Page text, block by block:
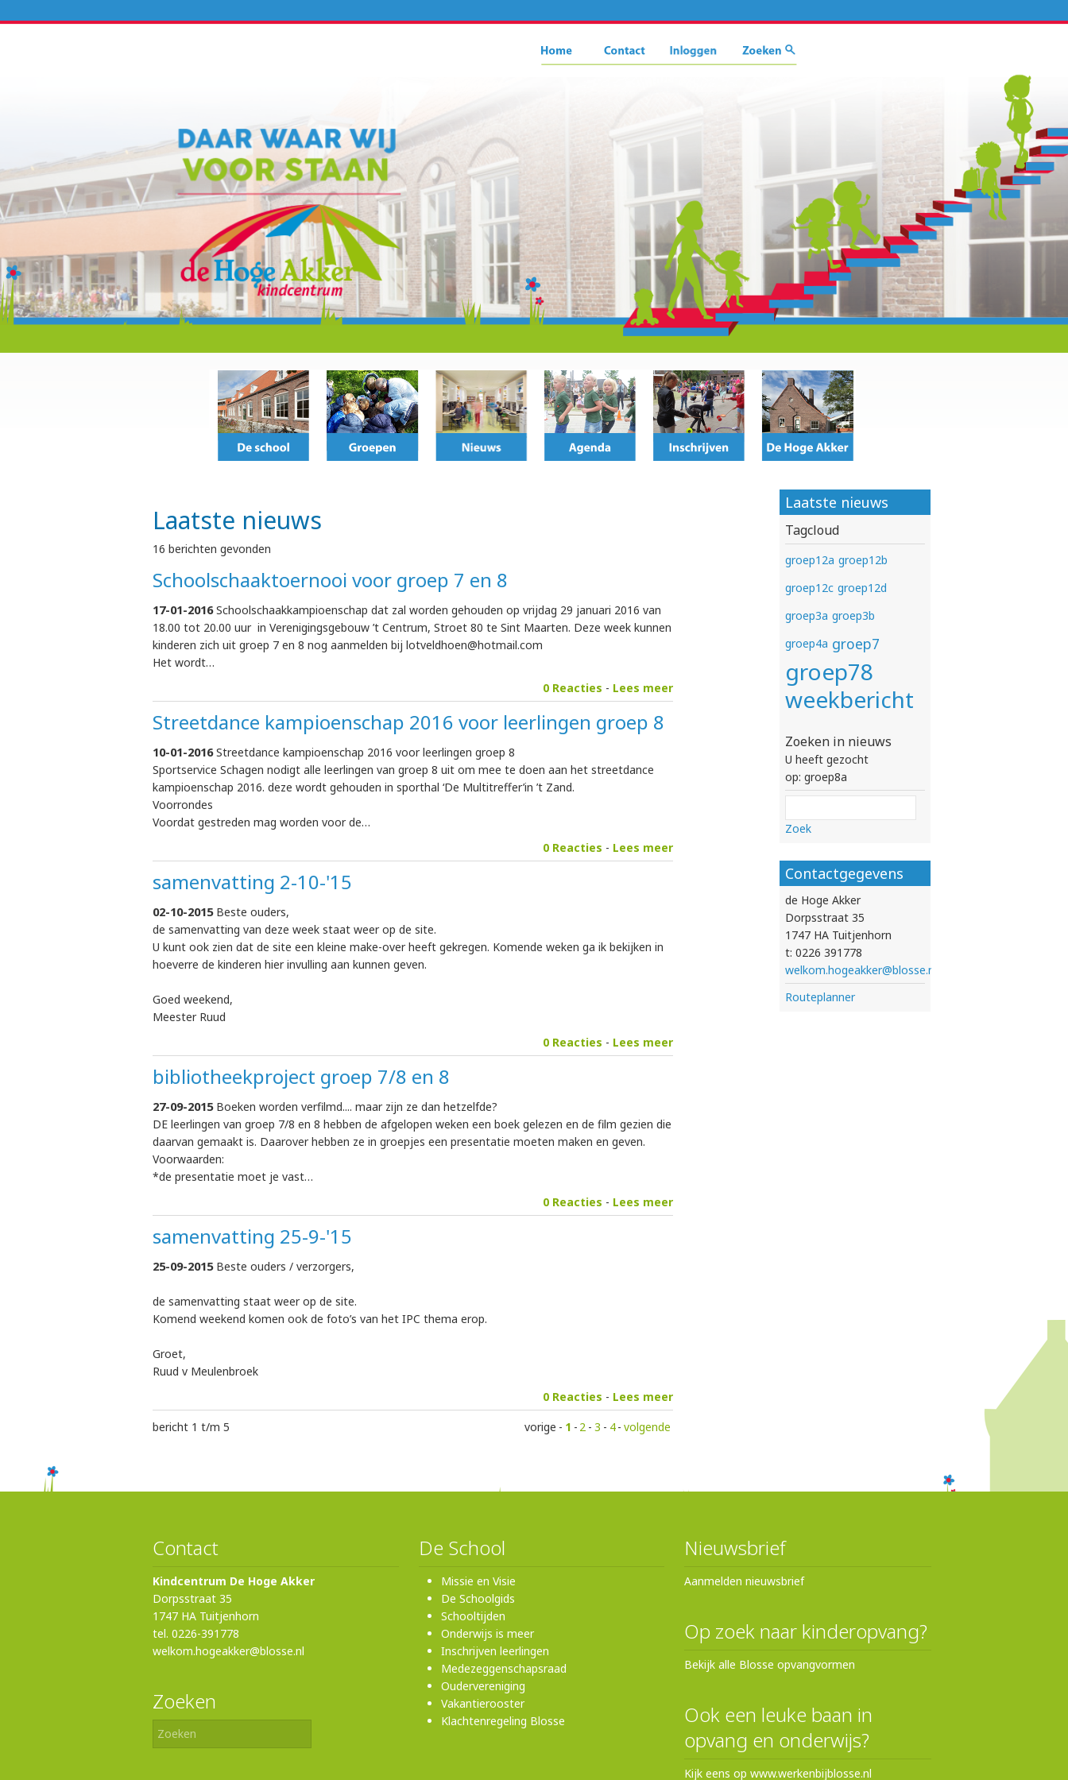
Laatste nieuws
16 berichten gevonden
Schoolschaaktoernooi voor groep 7 en 8
17-01-2016Schoolschaakkampioenschap dat zal worden gehouden op vrijdag 29 januari 2016 van
18.00 tot 20.00 uur in Verenigingsgebouw ’t Centrum, Stroet 80 te Sint Maarten. Deze week kunnen
kinderen zich uit groep 7 en 8 nog aanmelden bij lotveldhoen@hotmail.com
Het wordt…
0 Reacties - Lees meer
Streetdance kampioenschap 2016 voor leerlingen groep 8
10-01-2016Streetdance kampioenschap 2016 voor leerlingen groep 8
Sportservice Schagen nodigt alle leerlingen van groep 8 uit om mee te doen aan het streetdance
kampioenschap 2016. deze wordt gehouden in sporthal ‘De Multitreffer’in ’t Zand.
Voorrondes
Voordat gestreden mag worden voor de…
0 Reacties - Lees meer
samenvatting 2-10-'15
02-10-2015Beste ouders,
de samenvatting van deze week staat weer op de site.
U kunt ook zien dat de site een kleine make-over heeft gekregen. Komende weken ga ik bekijken in
hoeverre de kinderen hier invulling aan kunnen geven.
Goed weekend,
Meester Ruud
0 Reacties - Lees meer
bibliotheekproject groep 7/8 en 8
27-09-2015Boeken worden verfilmd.... maar zijn ze dan hetzelfde?
DE leerlingen van groep 7/8 en 8 hebben de afgelopen weken een boek gelezen en de film gezien die
daarvan gemaakt is. Daarover hebben ze in groepjes een presentatie moeten maken en geven.
Voorwaarden:
*de presentatie moet je vast…
0 Reacties - Lees meer
samenvatting 25-9-'15
25-09-2015Beste ouders / verzorgers,
de samenvatting staat weer op de site.
Komend weekend komen ook de foto’s van het IPC thema erop.
Groet,
Ruud v Meulenbroek
0 Reacties - Lees meer
bericht 1 t/m 5
vorige - 1 - 2 - 3 - 4- volgende
Laatste nieuws
Tagcloud
groep12a groep12b
groep12c groep12d
groep3a groep3b
groep4a groep7
groep78
weekbericht
Zoeken in nieuws
U heeft gezocht
op: groep8a
Zoek
Contactgegevens
de Hoge Akker
Dorpsstraat 35
1747 HA Tuitjenhorn
t: 0226 391778
welkom.hogeakker@blosse.nl
Routeplanner
Contact
Kindcentrum De Hoge Akker
Dorpsstraat 35
1747 HA Tuitjenhorn
tel. 0226-391778
welkom.hogeakker@blosse.nl
Zoeken
De School
Missie en Visie
De Schoolgids
Schooltijden
Onderwijs is meer
Inschrijven leerlingen
Medezeggenschapsraad
Oudervereniging
Vakantierooster
Klachtenregeling Blosse
Nieuwsbrief
Aanmelden nieuwsbrief
Op zoek naar kinderopvang?
Bekijk alle Blosse opvangvormen
Ook een leuke baan in
opvang en onderwijs?
Kijk eens op www.werkenbijblosse.nl